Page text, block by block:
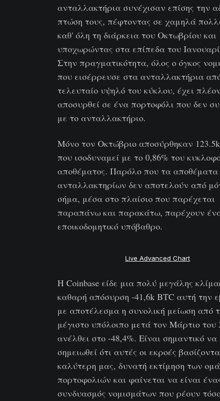
ανταλλακτήρια συνέχισαν επίσης την
πτώση τους, πέφτοντας σε χαμηλά
καθ' όλη τη διάρκεια του Οκτωβρίου και
υποχωρώντας στα επίπεδα του
Στην πραγματικότητα, όλος ο όγκος
που εισέρρευσε στα ανταλλακτήρια
τελευταίο υψηλό του κύκλου, έχει
αποσυρθεί σε ένα πορτοφόλι που δεν
με το ανταλλακτήριο.
Μόνο τον Οκτώβριο αποσύρθηκαν
που ισοδυναμεί με το 0,86% του
αποθέματος. Παρόλο που τα
ανταλλακτηρίων δεν αποτελούν από
σήμα, μέσα στο πλαίσιο που παρέχεται
παραπάνω και παρακάτω, παρέχουν
εποικοδομητικό υπόβαθρο.
Live Advanced Chart
Η Coinbase είδε μια πολύ μεγάλης
καθαρή απόσυρση -41,6k BTC αυτή την
με αποτέλεσμα η συνολική μείωση από
μέγιστο υπόλοιπο μετά τον Μάρτιο του
ανέλθει στο -48,4%. Είναι σημαντικό να
σημειωθεί ότι αυτές οι εκροές
καλύτερη μας, δυνατή εκτίμηση των
πορτοφολιών και φαίνεται να είναι
συνδυασμός νομισμάτων που ρέουν